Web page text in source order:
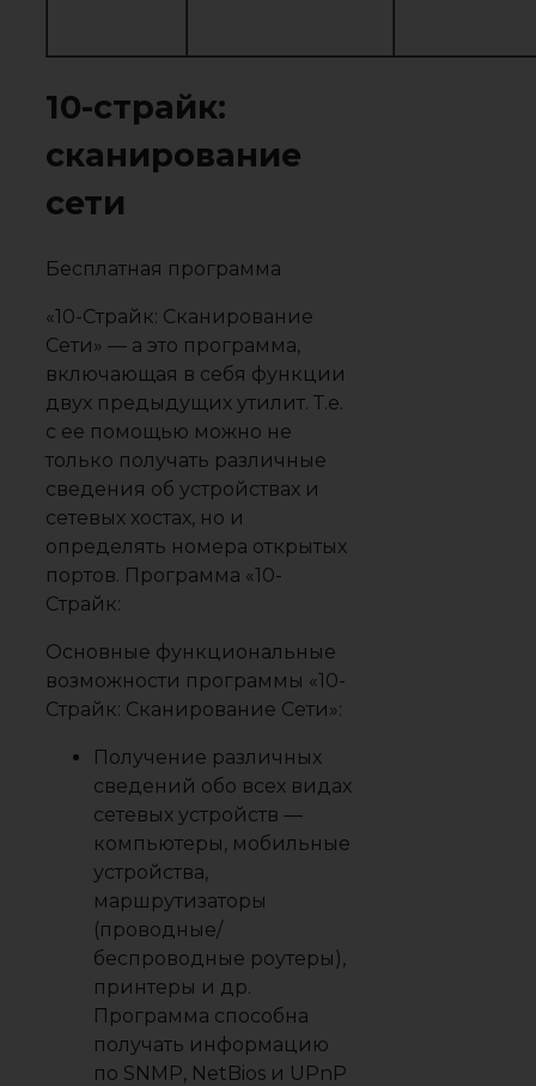
10-страйк:
сканирование
сети
Бесплатная программа
«10-Страйк: Сканирование
Сети» — а это программа,
включающая в себя функции
двух предыдущих утилит. Т.е.
с ее помощью можно не
только получать различные
сведения об устройствах и
сетевых хостах, но и
определять номера открытых
портов. Программа «10-
Страйк:
Основные функциональные
возможности программы «10-
Страйк: Сканирование Сети»:
Получение различных
сведений обо всех видах
сетевых устройств —
компьютеры, мобильные
устройства,
маршрутизаторы
(проводные/
беспроводные роутеры),
принтеры и др.
Программа способна
получать информацию
по SNMP, NetBios и UPnP